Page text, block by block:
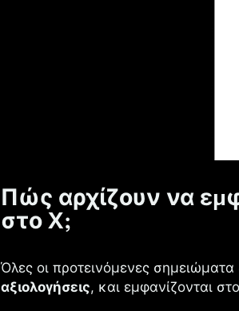
Πώς αρχίζουν να
στο X;
Όλες οι προτεινόμενες
αξιολογήσεις, και εμφανίζονται